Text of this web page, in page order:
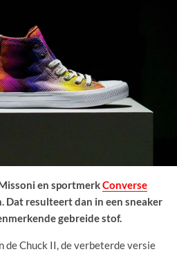
en sportmerkConverse
Dat resulteert dan in een sneaker
gebreide stof.
de Chuck II, de verbeterde versie